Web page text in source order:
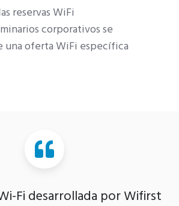
reservas WiFi
corporativos se
una oferta WiFi específica
Fi desarrollada por Wifirst